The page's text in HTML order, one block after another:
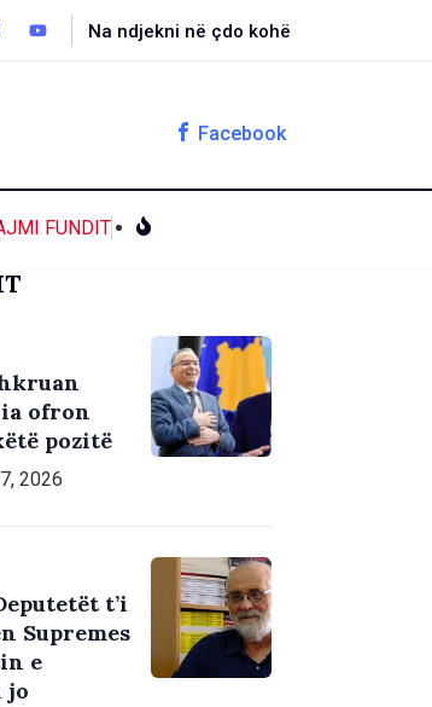
Na ndjekni në çdo kohë
Facebook
FUNDIT
ia ofron
pozitë
2026
t’i
Supremes
e
jo